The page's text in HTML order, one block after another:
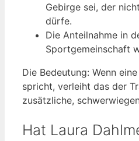
Gebirge sei, der
dürfe.
Die Anteilnahme in
Sportgemeinschaft
Die Bedeutung: Wenn
spricht, verleiht das der
zusätzliche,
Hat Laura